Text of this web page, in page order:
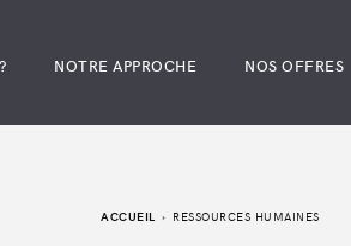
NOTRE APPROCHE NOS OFFRES
ACCUEIL RESSOURCES HUMAINES